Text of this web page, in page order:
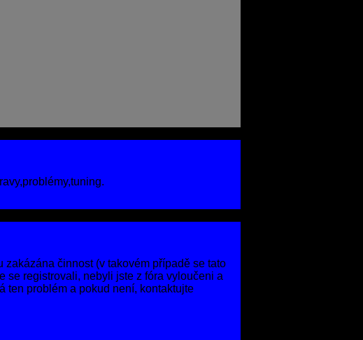
činnost (v takovém případě se tato
se registrovali, nebyli jste z fóra vyloučeni a
ten problém a pokud není, kontaktujte